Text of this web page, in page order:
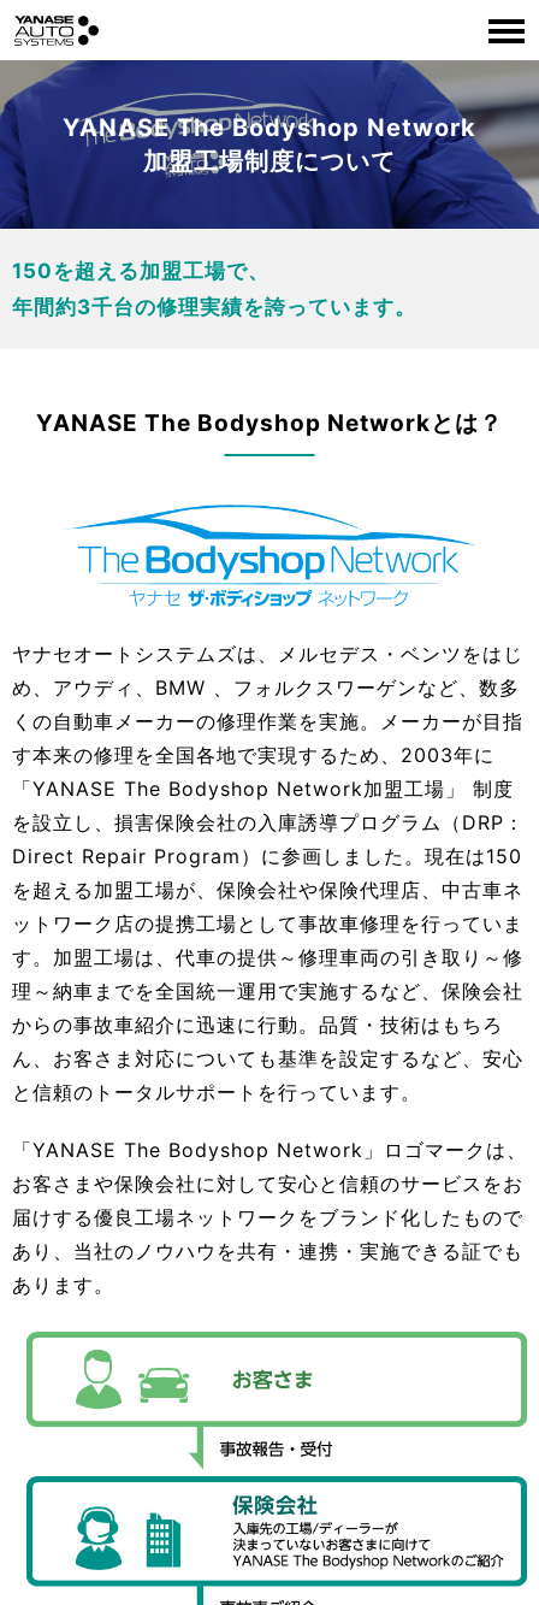
YANASE The Bodyshop Network
加盟工場制度について
150を超える加盟工場で、
年間約3千台の修理実績を誇っています。
YANASE The Bodyshop Networkとは？
ヤナセオートシステムズは、メルセデス・ベンツをはじ
め、アウディ、BMW 、フォルクスワーゲンなど、数多
くの自動車メーカーの修理作業を実施。メーカーが目指
す本来の修理を全国各地で実現するため、2003年に
「YANASE The Bodyshop Network加盟工場」 制度
を設立し、損害保険会社の入庫誘導プログラム（DRP：
Direct Repair Program）に参画しました。現在は150
を超える加盟工場が、保険会社や保険代理店、中古車ネ
ットワーク店の提携工場として事故車修理を行っていま
す。加盟工場は、代車の提供～修理車両の引き取り～修
理～納車までを全国統一運用で実施するなど、保険会社
からの事故車紹介に迅速に行動。品質・技術はもちろ
ん、お客さま対応についても基準を設定するなど、安心
と信頼のトータルサポートを行っています。
「YANASE The Bodyshop Network」ロゴマークは、
お客さまや保険会社に対して安心と信頼のサービスをお
届けする優良工場ネットワークをブランド化したもので
あり、当社のノウハウを共有・連携・実施できる証でも
あります。